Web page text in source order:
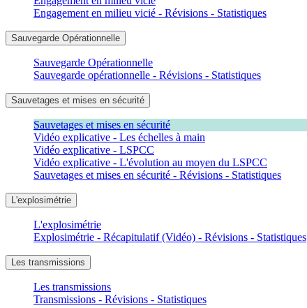
Engagement en milieu vicié - Révisions - Statistiques
Sauvegarde Opérationnelle
Sauvegarde Opérationnelle
Sauvegarde opérationnelle - Révisions - Statistiques
Sauvetages et mises en sécurité
Sauvetages et mises en sécurité
Vidéo explicative - Les échelles à main
Vidéo explicative - LSPCC
Vidéo explicative - L'évolution au moyen du LSPCC
Sauvetages et mises en sécurité - Révisions - Statistiques
L'explosimétrie
L'explosimétrie
Explosimétrie - Récapitulatif (Vidéo) - Révisions - Statistiques
Les transmissions
Les transmissions
Transmissions - Révisions - Statistiques